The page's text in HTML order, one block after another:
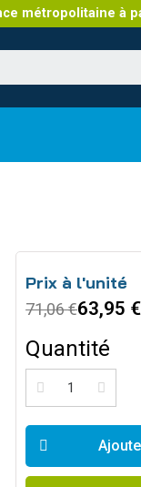
métropolitaine à
Prix à l'unité
71,06 €63,95 €
Quantité